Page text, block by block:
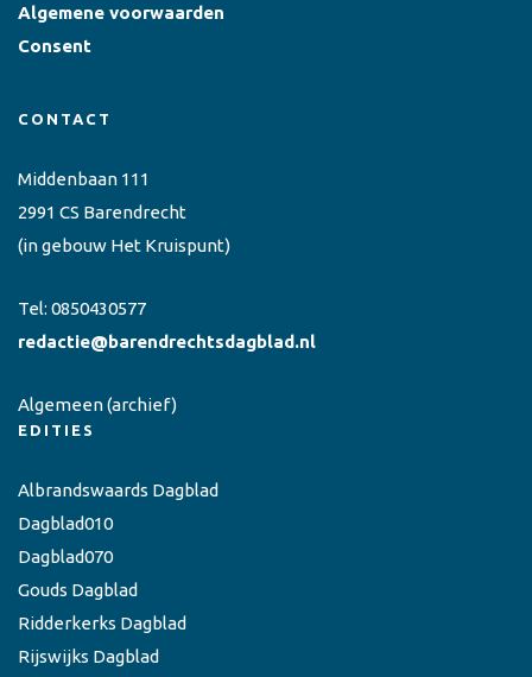
Algemene voorwaarden
Consent
CONTACT
Middenbaan 111
2991 CS Barendrecht
(in gebouw Het Kruispunt)
Tel: 0850430577
redactie@barendrechtsdagblad.nl
Algemeen(archief)
EDITIES
Albrandswaards Dagblad
Dagblad010
Dagblad070
Gouds Dagblad
Ridderkerks Dagblad
Rijswijks Dagblad